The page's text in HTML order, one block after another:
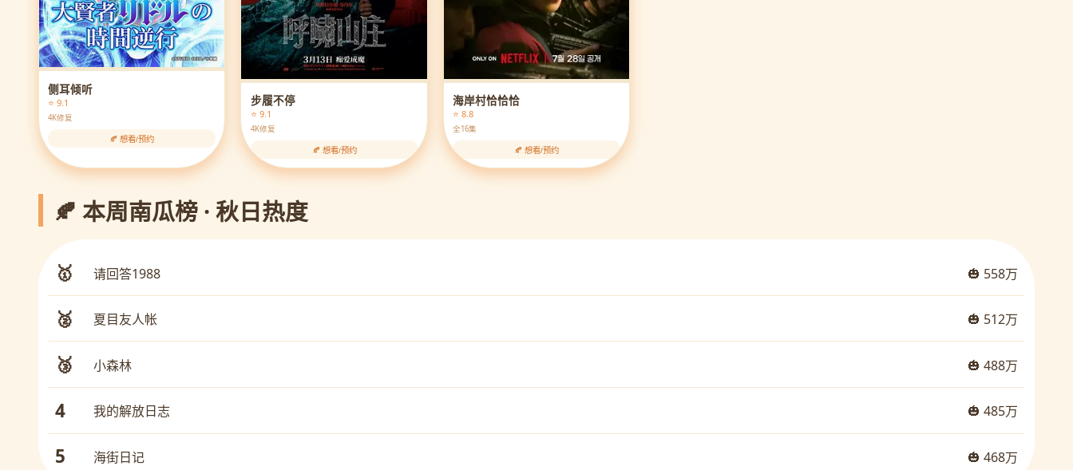
侧耳倾听
⭐ 9.1
4K修复
🍂 想看/预约
步履不停
⭐ 9.1
4K修复
🍂 想看/预约
海岸村恰恰恰
⭐ 8.8
全16集
🍂 想看/预约
🍂 本周南瓜榜 · 秋日热度
🥇 请回答1988 🎃 558万
🥈 夏目友人帐 🎃 512万
🥉 小森林 🎃 488万
4 我的解放日志 🎃 485万
5 海街日记 🎃 468万